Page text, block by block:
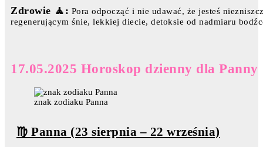
Zdrowie 🧘: Pora odpocząć i nie udawać, że jesteś
regenerującym śnie, lekkiej diecie, detoksie od nadmiaru
17.05.2025 Horoskop dzienny dla Panny
znak zodiaku Panna
♍ Panna (23 sierpnia – 22 września)